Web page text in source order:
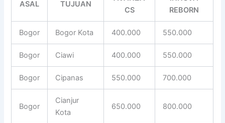
ASAL TUJUAN
CS
REBORN
Bogor Bogor Kota 400.000 550.000
Bogor Ciawi 400.000 550.000
Bogor Cipanas 550.000 700.000
Bogor
Cianjur
Kota
650.000 800.000